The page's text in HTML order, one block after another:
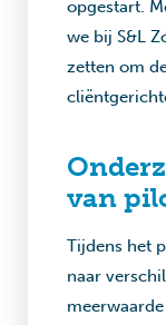
opgestart.
we bij S&L
zetten om
van
Tijdens het
naar